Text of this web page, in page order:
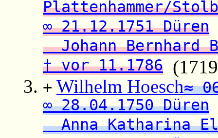
Plattenhammer/
∞ 21.12.1751 Düren
Johann Bernhard
† vor 11.1786
+ Wilhelm Hoesch≈
∞ 28.04.1750 Düren
Anna Katharina